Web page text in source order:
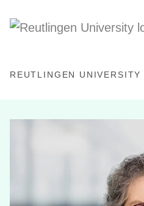
REUTLINGEN UNIVERSITY